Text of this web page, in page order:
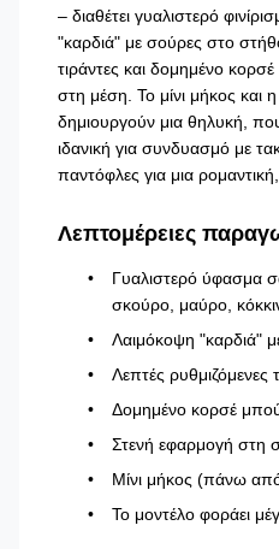
– διαθέτει γυαλιστερό
"καρδιά" με σούρες στο
τιράντες και δομημένο
στη μέση. Το μίνι μήκος και
δημιουργούν μια θηλυκή, που
ιδανική για συνδυασμό με
παντόφλες για μια
Λεπτομέρειες
Γυαλιστερό ύφασμα
σκούρο, μαύρο,
Λαιμόκοψη "καρδιά"
Λεπτές ρυθμιζόμενες
Δομημένο κορσέ
Στενή εφαρμογή στη
Μίνι μήκος (πάνω
Το μοντέλο φοράει